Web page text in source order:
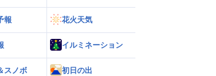
報 花火天気
イルミネーション
スノボ 初日の出